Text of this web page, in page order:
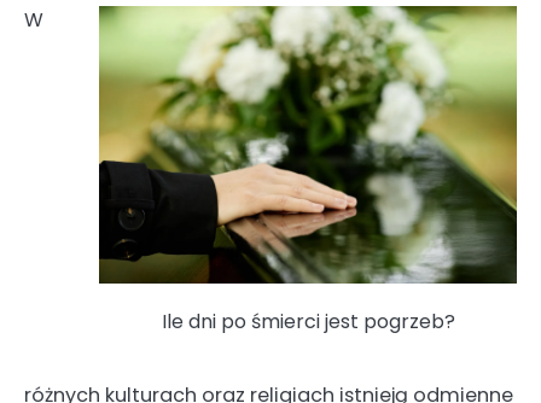
Ile dni po śmierci jest pogrzeb?
W
różnych kulturach oraz religiach istnieją odmienne